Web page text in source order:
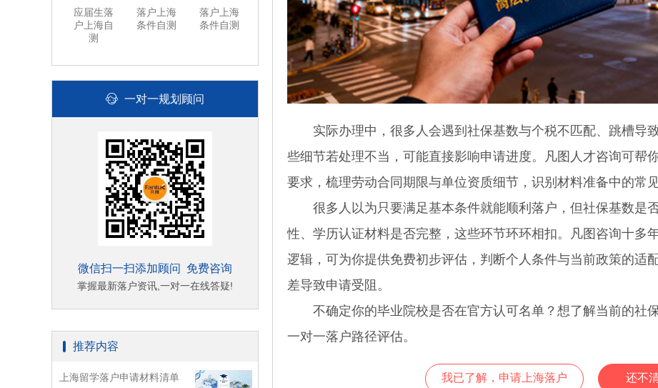
应届生落
户上海自
测
落户上海
条件自测
落户上海
条件自测
一对一规划顾问
微信扫一扫添加顾问 免费咨询
掌握最新落户资讯,一对一在线答疑!
推荐内容
上海留学落户申请材料清单
实际办理中，很多人会遇到社保基数与个税不匹配、跳槽导
些细节若处理不当，可能直接影响申请进度。凡图人才咨询可帮
要求，梳理劳动合同期限与单位资质细节，识别材料准备中的常见
很多人以为只要满足基本条件就能顺利落户，但社保基数是
性、学历认证材料是否完整，这些环节环环相扣。凡图咨询十多
逻辑，可为你提供免费初步评估，判断个人条件与当前政策的适
差导致申请受阻。
不确定你的毕业院校是否在官方认可名单？想了解当前的社
一对一落户路径评估。
我已了解，申请上海落户 还不